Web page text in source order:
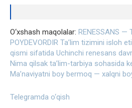
O‘xshash maqolalar: RENESSANS —
POYDEVORDIR Ta’lim tizimini isloh
qismi sifatida Uchinchi renesans
Nima qilsak ta’lim-tarbiya sohasida
Ma’naviyatni boy bermoq — xalqni
Telegramda o‘qish